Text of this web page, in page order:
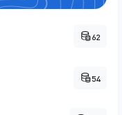
62
54